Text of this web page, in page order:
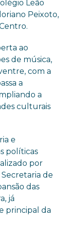
Leão
Peixoto,
ao
de música,
com a
a
a
culturais
e
políticas
por
de
das
já
principal da